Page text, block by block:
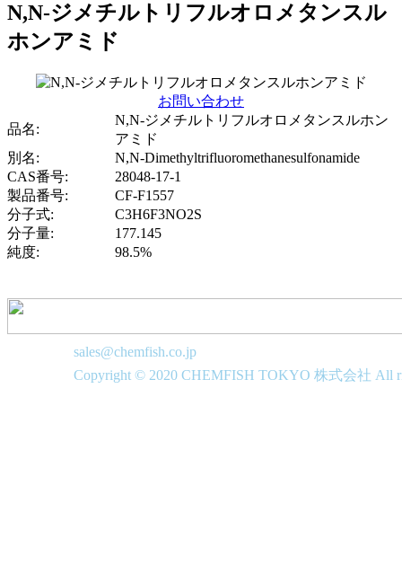
N,N-ジメチルトリフルオロメタンスル
ホンアミド
お問い合わせ
品名:
N,N-ジメチルトリフルオロメタンスルホン
アミド
別名:
N,N-Dimethyltrifluoromethanesulfonamide
CAS番号:
28048-17-1
製品番号:
CF-F1557
分子式:
C3H6F3NO2S
分子量:
177.145
純度:
98.5%
sales@chemfish.co.jp
Copyright © 2020 CHEMFISH TOKYO 株式会社 All